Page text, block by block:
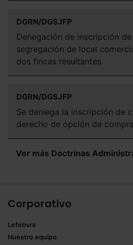
DGRN/DGSJFP
Denegación de inscripción
segregación de local
dos fincas resultantes
DGRN/DGSJFP
Se deniega la inscripción de
derecho de opción de compra
Ver más Doctrinas
Corporativo
Lefebvre
Nuestro equipo